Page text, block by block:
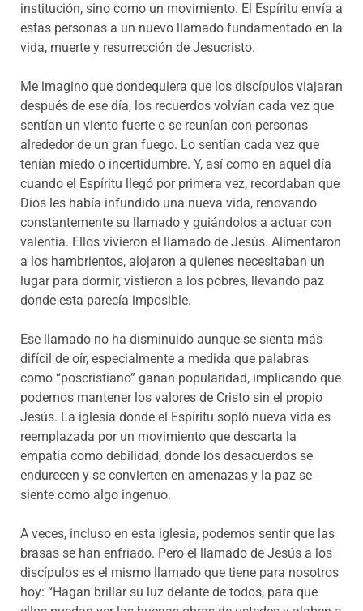
institución, sino como un movimiento. El Espíritu envía a
estas personas a un nuevo llamado fundamentado en la
vida, muerte y resurrección de Jesucristo.
Me imagino que dondequiera que los discípulos viajaran
después de ese día, los recuerdos volvían cada vez que
sentían un viento fuerte o se reunían con personas
alrededor de un gran fuego. Lo sentían cada vez que
tenían miedo o incertidumbre. Y, así como en aquel día
cuando el Espíritu llegó por primera vez, recordaban que
Dios les había infundido una nueva vida, renovando
constantemente su llamado y guiándolos a actuar con
valentía. Ellos vivieron el llamado de Jesús. Alimentaron
a los hambrientos, alojaron a quienes necesitaban un
lugar para dormir, vistieron a los pobres, llevando paz
donde esta parecía imposible.
Ese llamado no ha disminuido aunque se sienta más
difícil de oír, especialmente a medida que palabras
como “poscristiano” ganan popularidad, implicando que
podemos mantener los valores de Cristo sin el propio
Jesús. La iglesia donde el Espíritu sopló nueva vida es
reemplazada por un movimiento que descarta la
empatía como debilidad, donde los desacuerdos se
endurecen y se convierten en amenazas y la paz se
siente como algo ingenuo.
A veces, incluso en esta iglesia, podemos sentir que las
brasas se han enfriado. Pero el llamado de Jesús a los
discípulos es el mismo llamado que tiene para nosotros
hoy: “Hagan brillar su luz delante de todos, para que